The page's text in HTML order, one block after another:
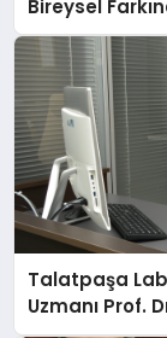
Bireysel
Anlatıyor
Talatpaşa
Uzmanı Prof.